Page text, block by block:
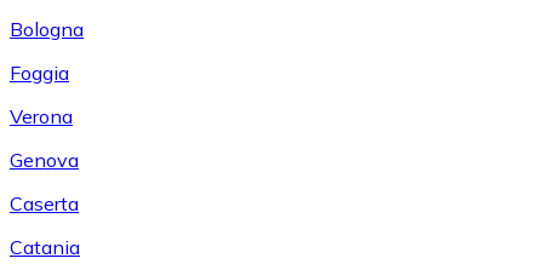
Bologna
Foggia
Verona
Genova
Caserta
Catania